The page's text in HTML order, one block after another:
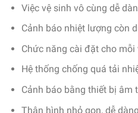
Việc vệ sinh vô cùng dễ
Cảnh báo nhiệt lượng còn
Chức năng cài đặt cho mỗi
Hệ thống chống quá tải
Cảnh báo bằng thiết bị âm
Thân hình nhỏ gọn, dễ